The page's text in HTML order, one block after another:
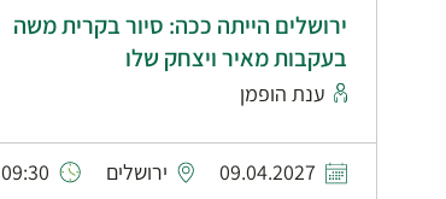
ירושלים הייתה ככה: סיור בקרית משה
בעקבות מאיר ויצחק שלו
ענת הופמן
09.04.2027 ירושלים 09:30 - 12:30